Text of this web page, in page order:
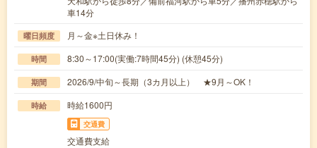
車14分
曜日頻度 月～金※土日休み！
時間 8:30～17:00(実働:7時間45分) (休憩45分)
期間 2026/9/中旬～長期（3カ月以上） ★9月～OK！
時給 時給1600円
交通費
交通費支給